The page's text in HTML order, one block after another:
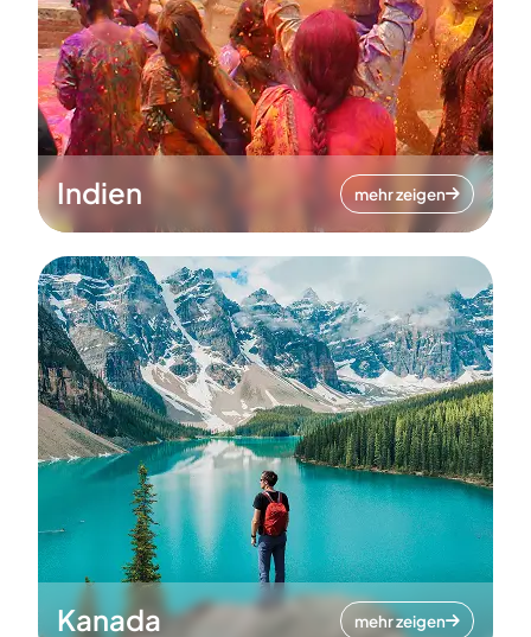
Indien mehr zeigen
Kanada mehr zeigen